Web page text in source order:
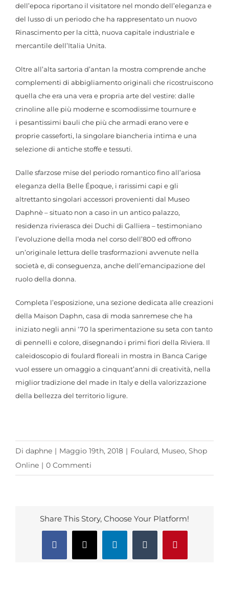
dell’epoca riportano il visitatore nel mondo dell’eleganza e
del lusso di un periodo che ha rappresentato un nuovo
Rinascimento per la città, nuova capitale industriale e
mercantile dell’Italia Unita.
Oltre all’alta sartoria d’antan la mostra comprende anche
complementi di abbigliamento originali che ricostruiscono
quella che era una vera e propria arte del vestire: dalle
crinoline alle più moderne e scomodissime tournure e
i pesantissimi bauli che più che armadi erano vere e
proprie casseforti, la singolare biancheria intima e una
selezione di antiche stoffe e tessuti.
Dalle sfarzose mise del periodo romantico fino all’ariosa
eleganza della Belle Époque, i rarissimi capi e gli
altrettanto singolari accessori provenienti dal Museo
Daphnè – situato non a caso in un antico palazzo,
residenza rivierasca dei Duchi di Galliera – testimoniano
l’evoluzione della moda nel corso dell’800 ed offrono
un’originale lettura delle trasformazioni avvenute nella
società e, di conseguenza, anche dell’emancipazione del
ruolo della donna.
Completa l’esposizione, una sezione dedicata alle creazioni
della Maison Daphn, casa di moda sanremese che ha
iniziato negli anni ‘70 la sperimentazione su seta con tanto
di pennelli e colore, disegnando i primi fiori della Riviera. Il
caleidoscopio di foulard floreali in mostra in Banca Carige
vuol essere un omaggio a cinquant’anni di creatività, nella
miglior tradizione del made in Italy e della valorizzazione
della bellezza del territorio ligure.
Di daphne | Maggio 19th, 2018 | Foulard, Museo, Shop
Online | 0 Commenti
Share This Story, Choose Your Platform!
Facebook
X LinkedInTumblr Pinterest